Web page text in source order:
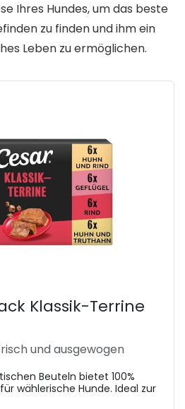
Ihres Hundes, um das beste
zu finden und ihm ein
Leben zu ermöglichen.
Klassik-Terrine
und ausgewogen
Beuteln bietet 100%
wählerische Hunde. Ideal zur